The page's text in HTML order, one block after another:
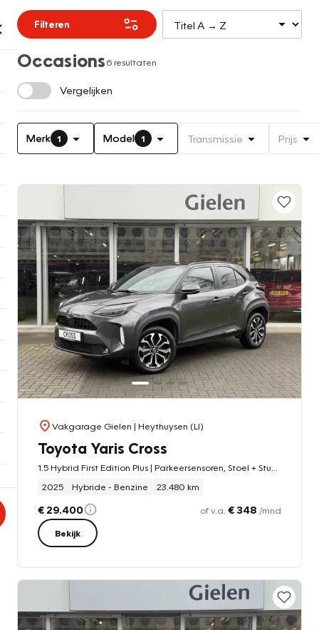
Filteren
Occasions6 resultaten
Vergelijken
Merk 1 Model 1 Transmissie Prijs
Vakgarage Gielen | Heythuysen (LI)
Toyota Yaris Cross
2025
Hybride - Benzine 23.480 km
€ 29.400 of v.a. € 348 /mnd
Bekijk